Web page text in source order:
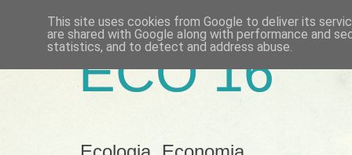
ECO 16
This site uses cookies from Google to deliver its
are shared with Google along with performance and
statistics, and to detect and address abuse.